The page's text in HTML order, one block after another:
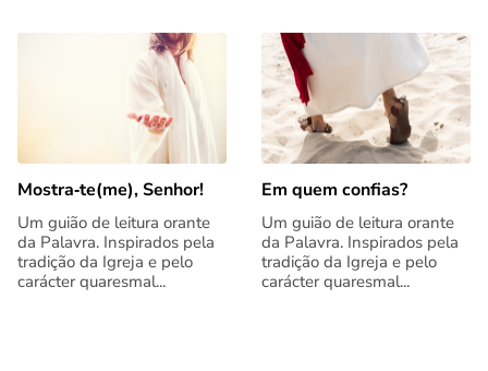
Mostra‑te(me), Senhor!
Um guião de leitura orante
da Palavra. Inspirados pela
tradição da Igreja e pelo
carácter quaresmal...
Em quem confias?
Um guião de leitura orante
da Palavra. Inspirados pela
tradição da Igreja e pelo
carácter quaresmal...